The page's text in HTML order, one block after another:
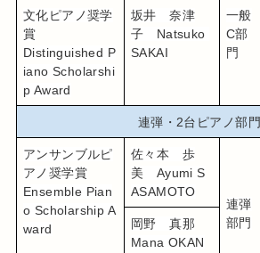
文化ピアノ奨学
賞
Distinguished P
iano Scholarshi
p Award
坂井　奈津
子　Natsuko
SAKAI
一般
C部
門
連弾・2台ピアノ部門
アンサンブルピ
アノ奨学賞
Ensemble Pian
o Scholarship A
ward
佐々本　歩
美　Ayumi S
ASAMOTO
連弾
部門
岡野　真那
Mana OKAN